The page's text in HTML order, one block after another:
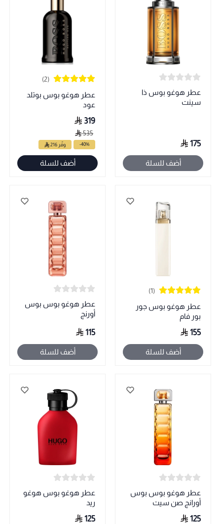
عطر هوغو بوس ذا
سينت
175
أضف للسلة
(2)
عطر هوغو بوس بوتلد
عود
319
535
-40% وفّر 216
أضف للسلة
(1)
عطر هوغو بوس جور
بور فام
155
أضف للسلة
عطر هوغو بوس بوس
أورنج
115
أضف للسلة
عطر هوغو بوس بوس
أورانج صن سيت
125
عطر هوغو بوس هوغو
ريد
125